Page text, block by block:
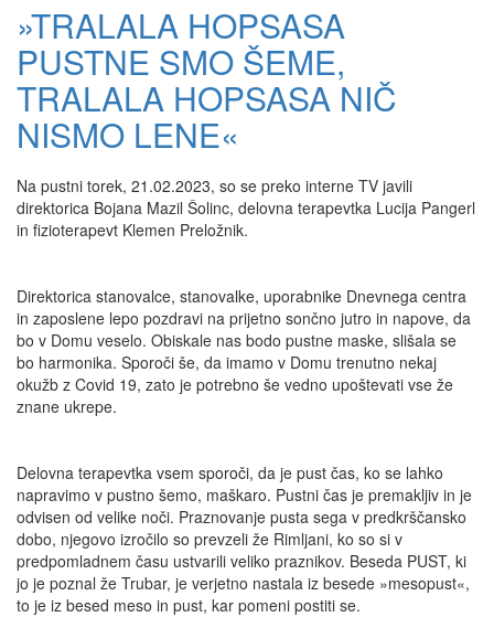
»TRALALA HOPSASA
PUSTNE SMO ŠEME,
TRALALA HOPSASA NIČ
NISMO LENE«
Na pustni torek, 21.02.2023, so se preko interne TV javili
direktorica Bojana Mazil Šolinc, delovna terapevtka Lucija Pangerl
in fizioterapevt Klemen Preložnik.
Direktorica stanovalce, stanovalke, uporabnike Dnevnega centra
in zaposlene lepo pozdravi na prijetno sončno jutro in napove, da
bo v Domu veselo. Obiskale nas bodo pustne maske, slišala se
bo harmonika. Sporoči še, da imamo v Domu trenutno nekaj
okužb z Covid 19, zato je potrebno še vedno upoštevati vse že
znane ukrepe.
Delovna terapevtka vsem sporoči, da je pust čas, ko se lahko
napravimo v pustno šemo, maškaro. Pustni čas je premakljiv in je
odvisen od velike noči. Praznovanje pusta sega v predkrščansko
dobo, njegovo izročilo so prevzeli že Rimljani, ko so si v
predpomladnem času ustvarili veliko praznikov. Beseda PUST, ki
jo je poznal že Trubar, je verjetno nastala iz besede »mesopust«,
to je iz besed meso in pust, kar pomeni postiti se.